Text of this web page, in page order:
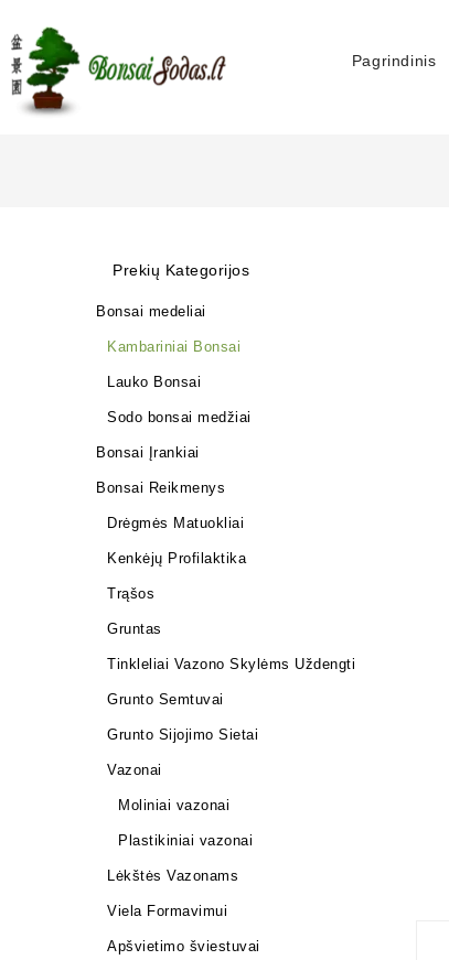
Pagrindinis
Prekių Kategorijos
Bonsai medeliai
Kambariniai Bonsai
Lauko Bonsai
Sodo bonsai medžiai
Bonsai Įrankiai
Bonsai Reikmenys
Drėgmės Matuokliai
Kenkėjų Profilaktika
Trąšos
Gruntas
Tinkleliai Vazono Skylėms Uždengti
Grunto Semtuvai
Grunto Sijojimo Sietai
Vazonai
Moliniai vazonai
Plastikiniai vazonai
Lėkštės Vazonams
Viela Formavimui
Apšvietimo šviestuvai